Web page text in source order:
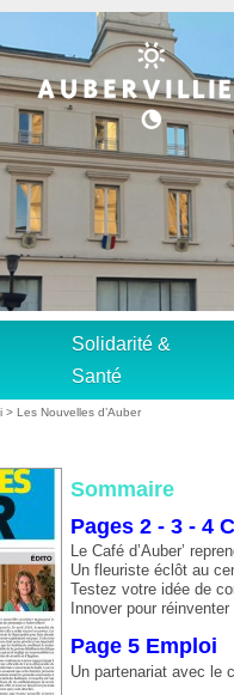
Solidarité &
Santé
>Les Nouvelles d’Auber
Sommaire
Pages 2 - 3 - 4
Le Café d’Auber’
Un fleuriste éclôt au
Testez votre idée de
Innover pour
Page 5 Emploi
Un partenariat avec le